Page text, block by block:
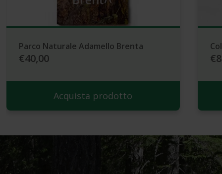
Parco Naturale Adamello Brenta
€40,00
Acquista prodotto